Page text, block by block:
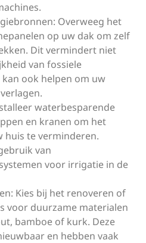
Overweeg het
op uw dak om zelf
Dit vermindert niet
van fossiele
ook helpen om uw
waterbesparende
en kranen om het
te verminderen.
van
voor irrigatie in de
Kies bij het renoveren of
voor duurzame materialen
bamboe of kurk. Deze
en hebben vaak